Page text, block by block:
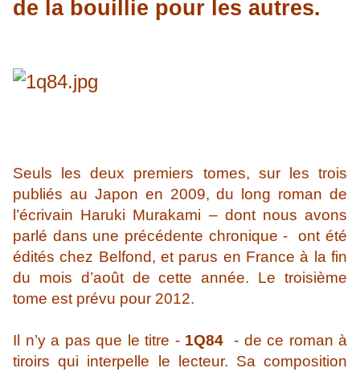
de la bouillie pour les autres.
Seuls les deux premiers tomes, sur les trois
publiés au Japon en 2009, du long roman de
l’écrivain Haruki Murakami – dont nous avons
parlé dans une précédente chronique - ont été
édités chez Belfond, et parus en France à la fin
du mois d’août de cette année. Le troisième
tome est prévu pour 2012.
Il n’y a pas que le titre - 1Q84 - de ce roman à
tiroirs qui interpelle le lecteur. Sa composition